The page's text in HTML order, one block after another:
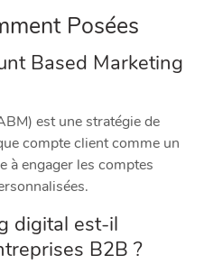
Posées
Based Marketing
est une stratégie de
compte client comme un
à engager les comptes
digital est-il
B2B ?